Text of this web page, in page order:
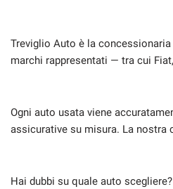
Treviglio Auto è la
marchi rappresentati — tra cui
Ogni auto usata viene
assicurative su misura. La nostra
Hai dubbi su quale auto